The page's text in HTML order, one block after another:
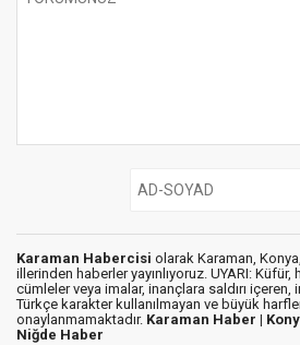
Karaman Habercisi olarak Karaman,
illerinden haberler yayınlıyoruz. UYARI:
cümleler veya imalar, inançlara saldırı içeren,
Türkçe karakter kullanılmayan ve büyük
onaylanmamaktadır. Karaman Haber |
Niğde Haber